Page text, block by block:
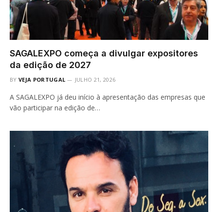
SAGALEXPO começa a divulgar expositores
da edição de 2027
BY VEJA PORTUGAL JULHO 21, 2026
A SAGALEXPO já deu início à apresentação das empresas que
vão participar na edição de…